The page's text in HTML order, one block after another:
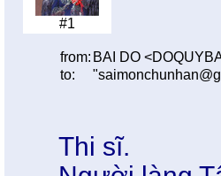
#1
from: BAI DO <
to:
Thi sĩ.